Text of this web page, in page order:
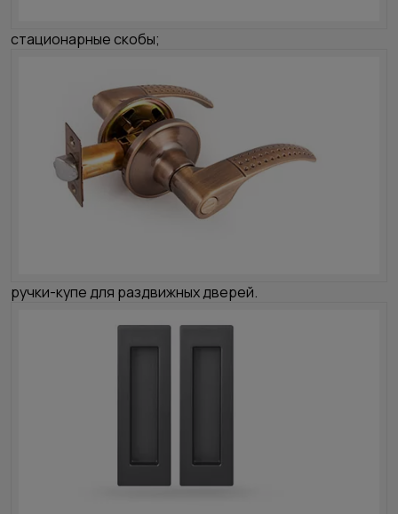
стационарные скобы;
ручки-купе для раздвижных дверей.